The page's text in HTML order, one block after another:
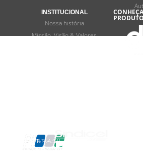
INSTITUCIONAL
Nossa história
Missão, Visão & Valores